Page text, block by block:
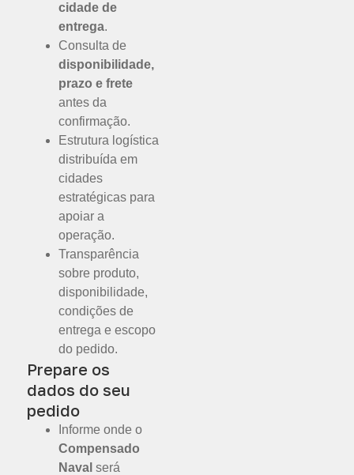
cidade de
entrega.
Consulta de
disponibilidade,
prazo e frete
antes da
confirmação.
Estrutura logística
distribuída em
cidades
estratégicas para
apoiar a
operação.
Transparência
sobre produto,
disponibilidade,
condições de
entrega e escopo
do pedido.
Prepare os
dados do seu
pedido
Informe onde o
Compensado
Naval será